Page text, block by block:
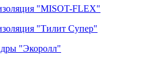
"MISOT-FLEX"
"Тилит Супер"
"Экоролл"